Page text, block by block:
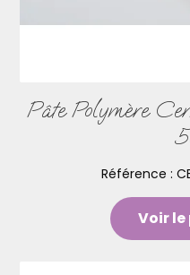
Pâte Polymère
Référence :
Voir